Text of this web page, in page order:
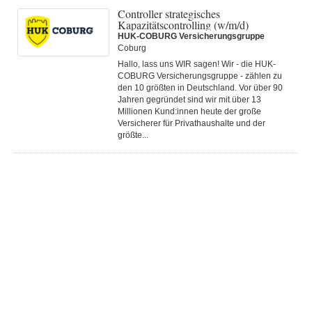
Controller strategisches
Kapazitätscontrolling (w/m/d)
HUK-COBURG Versicherungsgruppe
Coburg
Hallo, lass uns WIR sagen! Wir - die HUK-
COBURG Versicherungsgruppe - zählen zu
den 10 größten in Deutschland. Vor über 90
Jahren gegründet sind wir mit über 13
Millionen Kund:innen heute der große
Versicherer für Privathaushalte und der
größte...